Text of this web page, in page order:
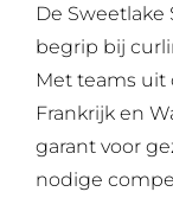
De
begrip bij
Met teams uit
Frankrijk en
garant voor
nodige